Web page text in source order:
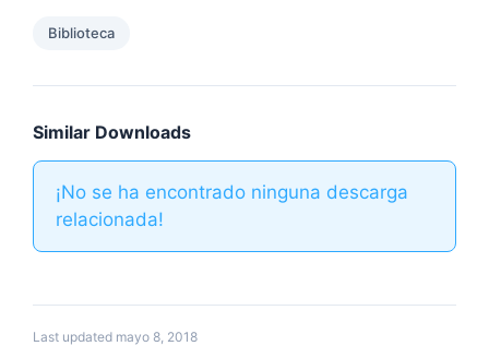
Biblioteca
Similar Downloads
¡No se ha encontrado ninguna descarga
relacionada!
Last updated mayo 8, 2018